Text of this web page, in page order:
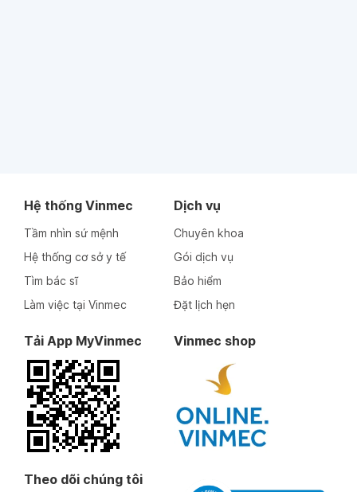
Hệ thống Vinmec
Tầm nhìn sứ mệnh
Hệ thống cơ sở y tế
Tìm bác sĩ
Làm việc tại Vinmec
Dịch vụ
Chuyên khoa
Gói dịch vụ
Bảo hiểm
Đặt lịch hẹn
Tải App MyVinmec Vinmec shop
Theo dõi chúng tôi